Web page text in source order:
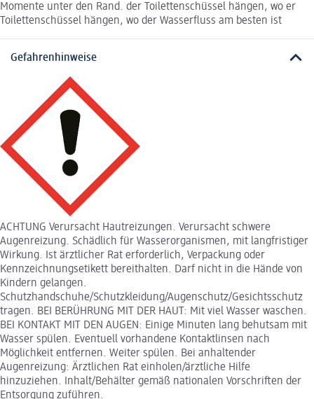
Momente unter den Rand. der Toilettenschüssel hängen, wo er
Toilettenschüssel hängen, wo der Wasserfluss am besten ist
Gefahrenhinweise
ACHTUNG Verursacht Hautreizungen. Verursacht schwere
Augenreizung. Schädlich für Wasserorganismen, mit langfristiger
Wirkung. Ist ärztlicher Rat erforderlich, Verpackung oder
Kennzeichnungsetikett bereithalten. Darf nicht in die Hände von
Kindern gelangen.
Schutzhandschuhe/Schutzkleidung/Augenschutz/Gesichtsschutz
tragen. BEI BERÜHRUNG MIT DER HAUT: Mit viel Wasser waschen.
BEI KONTAKT MIT DEN AUGEN: Einige Minuten lang behutsam mit
Wasser spülen. Eventuell vorhandene Kontaktlinsen nach
Möglichkeit entfernen. Weiter spülen. Bei anhaltender
Augenreizung: Ärztlichen Rat einholen/ärztliche Hilfe
hinzuziehen. Inhalt/Behälter gemäß nationalen Vorschriften der
Entsorgung zuführen.